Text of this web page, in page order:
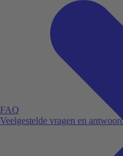
FAQ
Veelgestelde vragen en